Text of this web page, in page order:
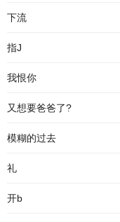
下流
指J
我恨你
又想要爸爸了?
模糊的过去
礼
开b